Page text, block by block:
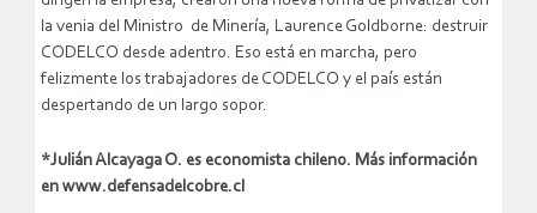
la venia del Ministro de Minería, Laurence Goldborne: destruir
CODELCO desde adentro. Eso está en marcha, pero
felizmente los trabajadores de CODELCO y el país están
despertando de un largo sopor.
*Julián Alcayaga O. es economista chileno. Más información
en www.defensadelcobre.cl